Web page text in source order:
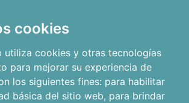
cookies
utiliza cookies y otras tecnologías
para mejorar su experiencia de
los siguientes fines: para habilitar
básica del sitio web, para brindar